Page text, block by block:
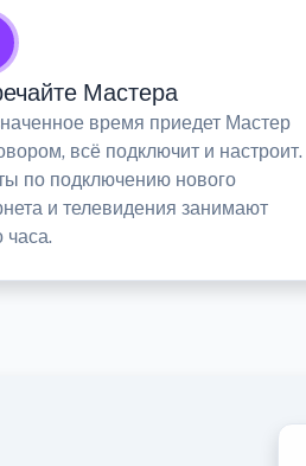
Мастера
время приедет Мастер
всё подключит и настроит.
по подключению нового
и телевидения занимают
часа.